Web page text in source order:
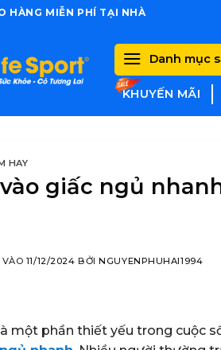
HÀNG MIỄN PHÍ TẠI NHÀ
Danh mục
KHUYẾN MÃI
HAY
giấc ngủ
11/12/2024 BỞINGUYENPHUHAI1994
một phần thiết yếu trong cuộc